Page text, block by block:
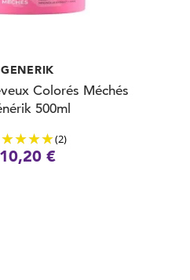
GENERIK
Colorés Méchés
500ml
(2)
10,20 €